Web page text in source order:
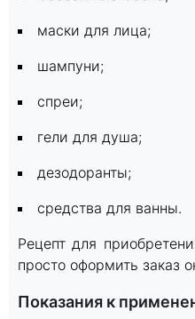
маски для лица;
шампуни;
спреи;
гели для душа;
дезодоранты;
средства для ванны.
Рецепт для
просто оформить заказ
Показания к